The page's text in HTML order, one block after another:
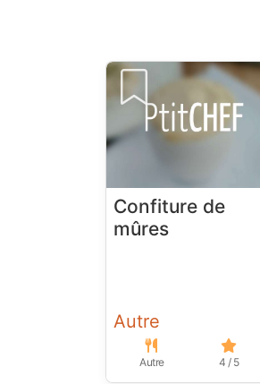
Confiture de
mûres
Autre
Autre 4 / 5